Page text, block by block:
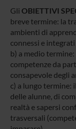
Gli OBIETTIVI
breve termine: la
ambienti di
connessi e
b) a medio
competenze da
consapevole degli
c) a lungo termine:
delle alunne, di
realtà e sapersi
trasversali